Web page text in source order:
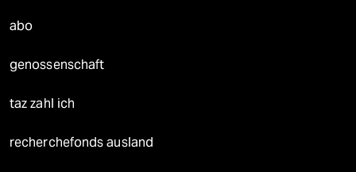
abo
genossenschaft
taz zahl ich
recherchefonds ausland